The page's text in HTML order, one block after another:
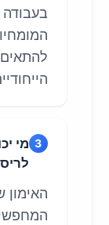
3 מי
האימון